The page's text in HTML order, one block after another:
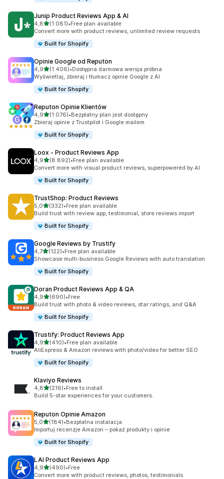
Junip Product Reviews App & AI
4,8na 5 gwiazdek
(1 081)
Łączna liczba recenzji: 1081
•Free plan available
Convert more with product reviews, unlimited review requests
Built for Shopify
Opinie Google od Reputon
4,9na 5 gwiazdek
(1 406)
Łączna liczba recenzji: 1406
•Dostępna darmowa wersja próbna
Wyświetlaj, zbieraj i tłumacz opinie Google z AI
Built for Shopify
Reputon Opinie Klientów
4,9na 5 gwiazdek
(1 076)
Łączna liczba recenzji: 1076
•Bezpłatny plan jest dostępny
Zbieraj opinie z Trustpilot i Google mailem
Built for Shopify
Loox ‑ Product Reviews App
4,9na 5 gwiazdek
(8 892)
Łączna liczba recenzji: 8892
•Free plan available
Convert more with visual product reviews, superpowered by AI
Built for Shopify
TrustShop: Product Reviews
5,0na 5 gwiazdek
(332)
Łączna liczba recenzji: 332
•Free plan available
Build trust with review app, testimonial, store reviews import
Built for Shopify
Google Reviews by Trustify
4,7na 5 gwiazdek
(122)
Łączna liczba recenzji: 122
•Free plan available
Showcase multi-business Google Reviews with auto translation
Built for Shopify
Doran Product Reviews App & QA
4,9na 5 gwiazdek
(690)
Łączna liczba recenzji: 690
•Free
Build trust with photo & video reviews, star ratings, and Q&A
Built for Shopify
Trustify: Product Reviews App
4,9na 5 gwiazdek
(410)
Łączna liczba recenzji: 410
•Free plan available
AliExpress & Amazon reviews with photo/video for better SEO
Built for Shopify
Klaviyo Reviews
4,8na 5 gwiazdek
(216)
Łączna liczba recenzji: 216
•Free to install
Build 5-star experiences for your customers.
Reputon Opinie Amazon
5,0na 5 gwiazdek
(184)
Łączna liczba recenzji: 184
•Bezpłatna instalacja
Importuj recenzje Amazon – pokaż produkty i opinie
Built for Shopify
LAI Product Reviews App
4,9na 5 gwiazdek
(490)
Łączna liczba recenzji: 490
•Free
Convert more with product reviews, photos, testimonials